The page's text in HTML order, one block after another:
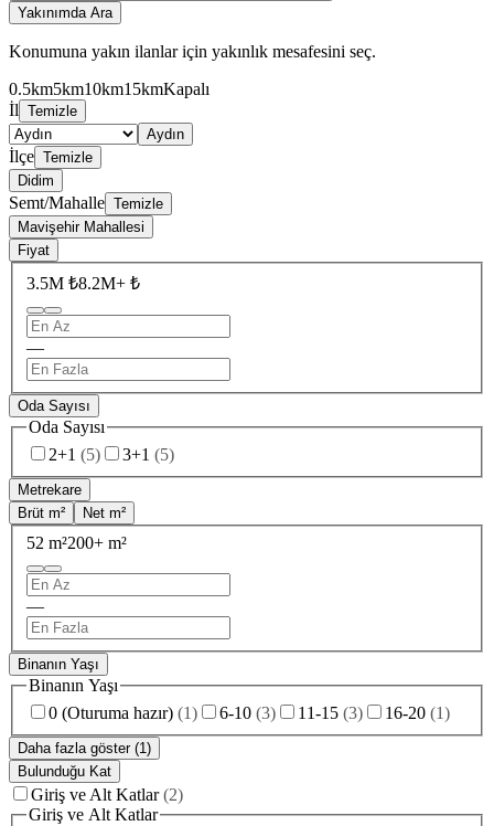
Yakınımda Ara
Konumuna yakın ilanlar için yakınlık mesafesini seç.
0.5km5km10km15kmKapalı
İl Temizle
Aydın
İlçe Temizle
Didim
Semt/Mahalle Temizle
Mavişehir Mahallesi
Fiyat
3.5M ₺8.2M+ ₺
—
Oda Sayısı
Oda Sayısı
2+1 (5) 3+1 (5)
Metrekare
Brüt m²
Net m²
52 m²200+ m²
—
Binanın Yaşı
Binanın Yaşı
0 (Oturuma hazır) (1) 6-10 (3) 11-15 (3) 16-20 (1)
Daha fazla göster (1)
Bulunduğu Kat
Giriş ve Alt Katlar (2)
Giriş ve Alt Katlar